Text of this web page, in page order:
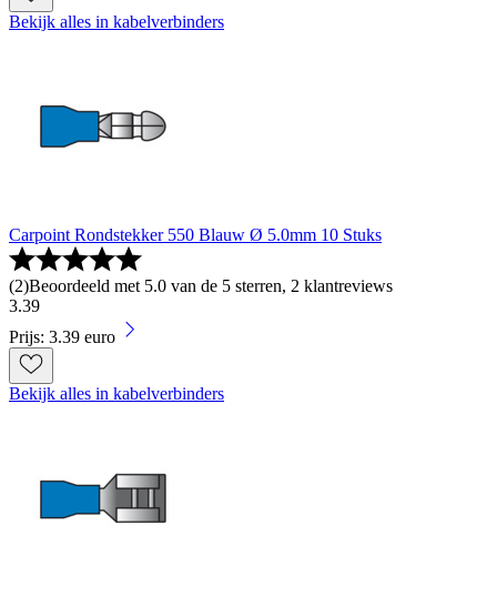
Bekijk alles in kabelverbinders
Carpoint Rondstekker 550 Blauw Ø 5.0mm 10 Stuks
(2)Beoordeeld met 5.0 van de 5 sterren, 2 klantreviews
3.39
Prijs: 3.39 euro
Bekijk alles in kabelverbinders